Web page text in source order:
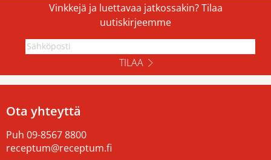
Vinkkejä ja luettavaa jatkossakin? Tilaa
uutiskirjeemme
TILAA
Ota yhteyttä
Puh 09-8567 8800
receptum@receptum.fi